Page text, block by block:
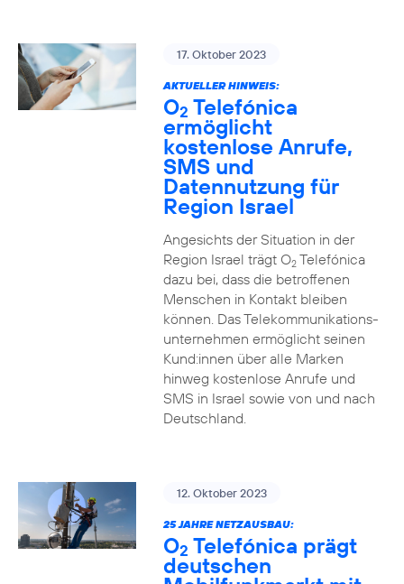
17. Oktober 2023
AKTUELLER HINWEIS:
O2 Telefónica
ermöglicht
kostenlose Anrufe,
SMS und
Datennutzung für
Region Israel
Angesichts der Situation in der
Region Israel trägt O2Telefónica
dazu bei, dass die betroffenen
Menschen in Kontakt bleiben
können. Das Telekommunikations­
unternehmen ermöglicht seinen
Kund:innen über alle Marken
hinweg kostenlose Anrufe und
SMS in Israel sowie von und nach
Deutschland.
12. Oktober 2023
25 JAHRE NETZAUSBAU:
O2 Telefónica prägt
deutschen